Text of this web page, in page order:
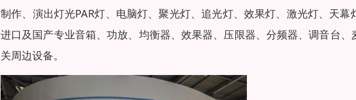
制作、演出灯光PAR灯、电脑灯、聚光灯、追光灯、效果灯、激光灯、天
进口及国产专业音箱、功放、均衡器、效果器、压限器、分频器、调音台
关周边设备。